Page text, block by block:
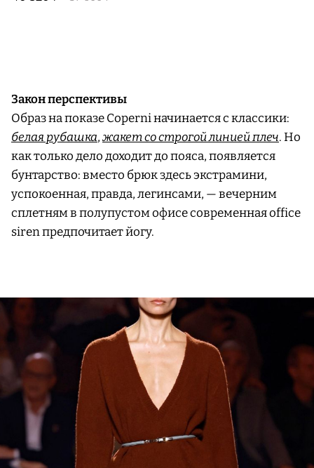
Закон перспективы
Образ на показе Coperni начинается с классики:
белая рубашка,жакет со строгой линией плеч. Но
как только дело доходит до пояса, появляется
бунтарство: вместо брюк здесь экстрамини,
успокоенная, правда, легинсами, — вечерним
сплетням в полупустом офисе современная office
siren предпочитает йогу.